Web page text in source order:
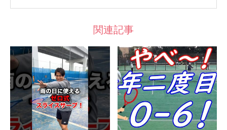
関連記事